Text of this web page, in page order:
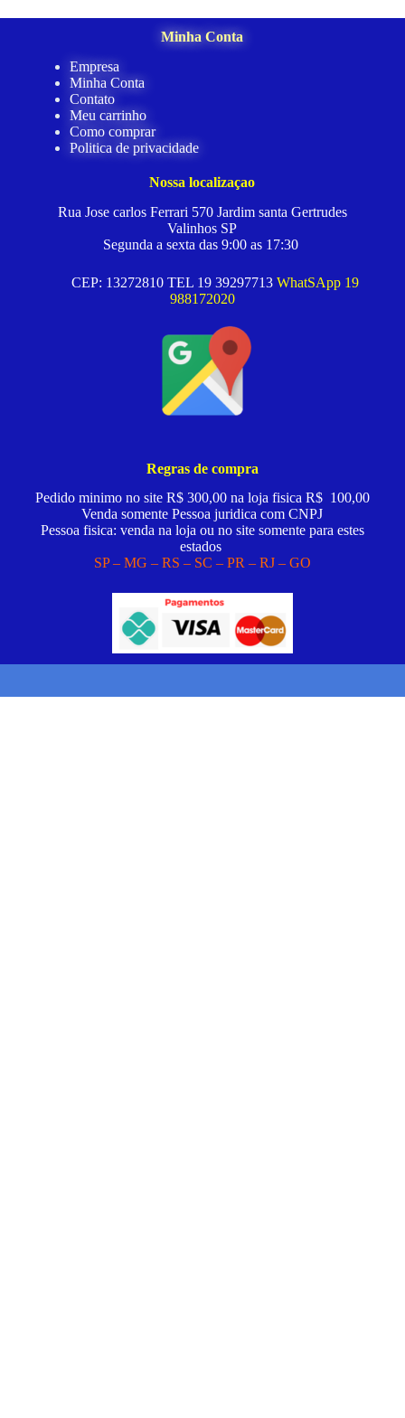
Minha Conta
Empresa
Minha Conta
Contato
Meu carrinho
Como comprar
Politica de privacidade
Nossa localizaçao
Rua Jose carlos Ferrari 570 Jardim santa Gertrudes
Valinhos SP
Segunda a sexta das 9:00 as 17:30
CEP: 13272810 TEL 19 39297713 WhatSApp 19
988172020
Regras de compra
Pedido minimo no site R$ 300,00 na loja fisica R$ 100,00
Venda somente Pessoa juridica com CNPJ
Pessoa fisica: venda na loja ou no site somente para estes
estados
SP – MG – RS – SC – PR – RJ – GO